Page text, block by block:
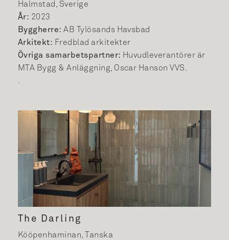
Halmstad, Sverige
År: 2023
Byggherre: AB Tylösands Havsbad
Arkitekt: Fredblad arkitekter
Övriga samarbetspartner: Huvudleverantörer är
MTA Bygg & Anläggning, Oscar Hanson VVS.
The Darling
Kööpenhaminan, Tanska